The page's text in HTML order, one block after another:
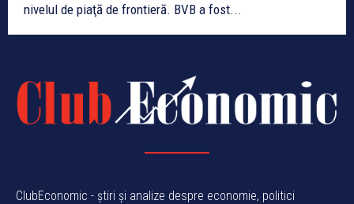
nivelul de piaţă de frontieră. BVB a fost...
ClubEconomic - știri și analize despre economie, politici